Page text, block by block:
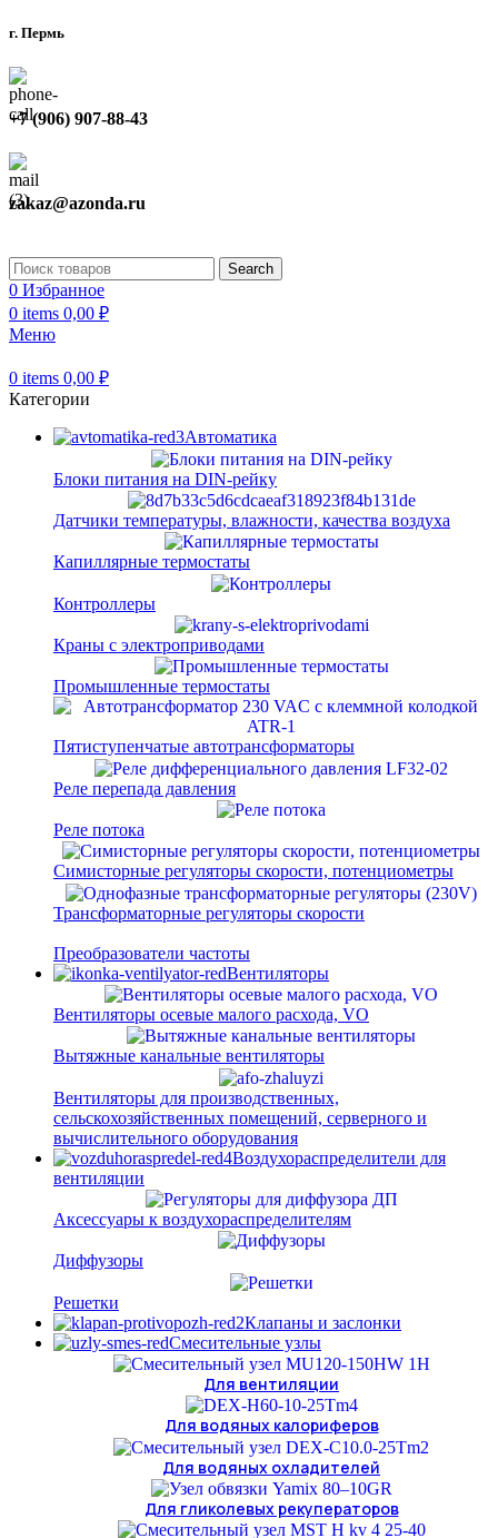
г. Пермь
+7 (906) 907-88-43
zakaz@azonda.ru
Search
0 Избранное
0 items 0,00 ₽
Меню
0 items 0,00 ₽
Категории
Автоматика
Блоки питания на DIN-рейку
Датчики температуры, влажности, качества воздуха
Капиллярные термостаты
Контроллеры
Краны с электроприводами
Промышленные термостаты
Пятиступенчатые автотрансформаторы
Реле перепада давления
Реле потока
Симисторные регуляторы скорости, потенциометры
Трансформаторные регуляторы скорости
Преобразователи частоты
Вентиляторы
Вентиляторы осевые малого расхода, VO
Вытяжные канальные вентиляторы
Вентиляторы для производственных,
сельскохозяйственных помещений, серверного и
вычислительного оборудования
Воздухораспределители для
вентиляции
Аксессуары к воздухораспределителям
Диффузоры
Решетки
Клапаны и заслонки
Смесительные узлы
Для вентиляции
Для водяных калориферов
Для водяных охладителей
Для гликолевых рекуператоров